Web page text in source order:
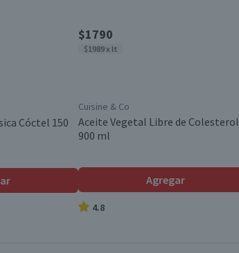
China
5.5
Cóctel 150
$1790
$1989 x lt
Cuisine & Co
Aceite Vegetal Libre de Colesterol
900 ml
Agregar
4.8